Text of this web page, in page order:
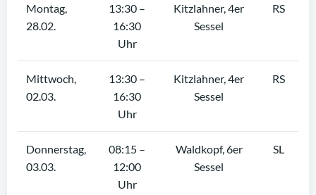
Montag,
28.02.
13:30 –
16:30
Uhr
Kitzlahner, 4er
Sessel
RS
Mittwoch,
02.03.
13:30 –
16:30
Uhr
Kitzlahner, 4er
Sessel
RS
Donnerstag,
03.03.
08:15 –
12:00
Uhr
Waldkopf, 6er
Sessel
SL